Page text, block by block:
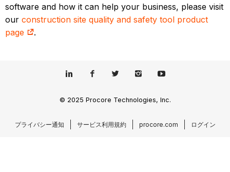
software and how it can help your business, please visit
ourconstruction site quality and safety tool product
page
.
© 2025 Procore Technologies, Inc.
プライバシー通知 サービス利用規約 procore.com ログイン